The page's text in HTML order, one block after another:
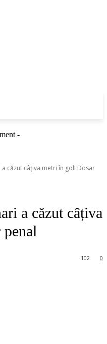
-
căzut câțiva metri în gol! Dosar
a căzut câțiva
0
102